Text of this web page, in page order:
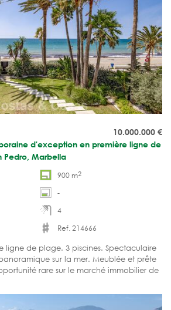
10.000.000 €
d'exception en première ligne de
Pedro, Marbella
900 m2
-
4
Ref. 214666
ligne de plage. 3 piscines. Spectaculaire
sur la mer. Meublée et prête
rare sur le marché immobilier de